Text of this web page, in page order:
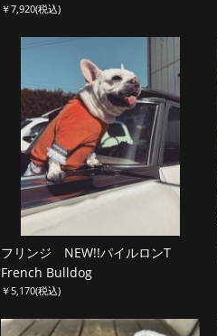
￥7,920(税込)
フリンジ NEW!!パイルロンT
French Bulldog
￥5,170(税込)